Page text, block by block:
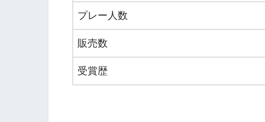
プレー人数
販売数
受賞歴